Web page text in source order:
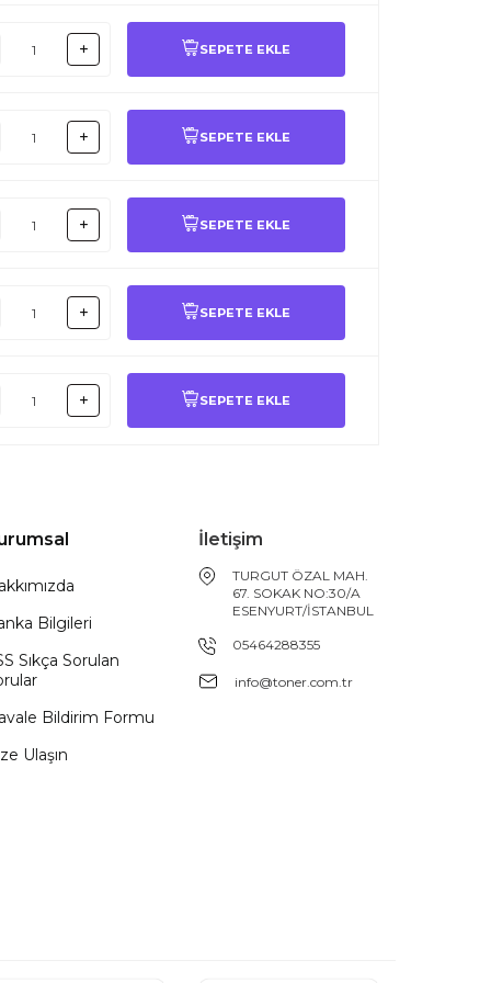
SEPETE EKLE
SEPETE EKLE
SEPETE EKLE
SEPETE EKLE
SEPETE EKLE
Bilgileri
Sıkça Sorulan
Bildirim Formu
Ulaşın
İletişim
TURGUT ÖZAL MAH.
67. SOKAK NO:30/A
ESENYURT/İSTANBUL
05464288355
info@toner.com.tr